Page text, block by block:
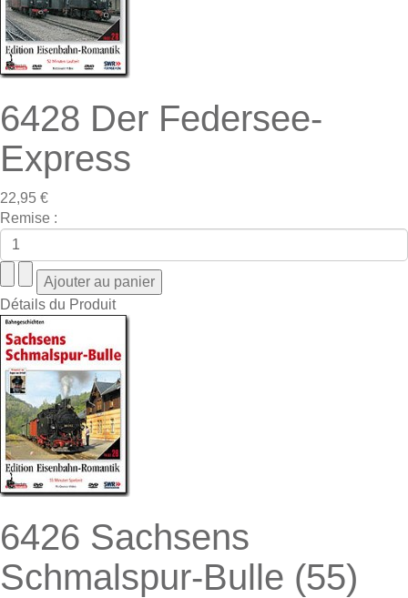
6428 Der Federsee-
Express
22,95 €
Remise :
Détails du Produit
6426 Sachsens
Schmalspur-Bulle (55)